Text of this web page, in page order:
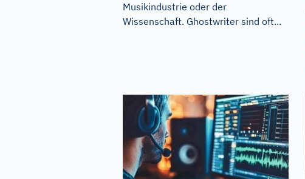
Musikindustrie oder der
Wissenschaft. Ghostwriter sind oft...